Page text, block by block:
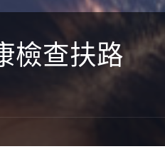
檢查扶路